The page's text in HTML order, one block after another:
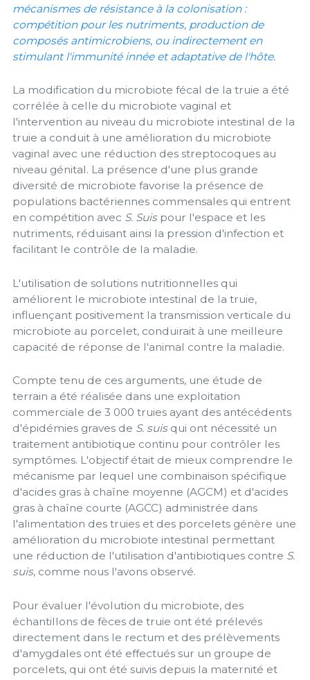
mécanismes de résistance à la colonisation :
compétition pour les nutriments, production de
composés antimicrobiens, ou indirectement en
stimulant l'immunité innée et adaptative de l'hôte.
La modification du microbiote fécal de la truie a été
corrélée à celle du microbiote vaginal et
l'intervention au niveau du microbiote intestinal de la
truie a conduit à une amélioration du microbiote
vaginal avec une réduction des streptocoques au
niveau génital. La présence d'une plus grande
diversité de microbiote favorise la présence de
populations bactériennes commensales qui entrent
en compétition avec S. Suispour l'espace et les
nutriments, réduisant ainsi la pression d'infection et
facilitant le contrôle de la maladie.
L'utilisation de solutions nutritionnelles qui
améliorent le microbiote intestinal de la truie,
influençant positivement la transmission verticale du
microbiote au porcelet, conduirait à une meilleure
capacité de réponse de l'animal contre la maladie.
Compte tenu de ces arguments, une étude de
terrain a été réalisée dans une exploitation
commerciale de 3 000 truies ayant des antécédents
d'épidémies graves de S. suisqui ont nécessité un
traitement antibiotique continu pour contrôler les
symptômes. L'objectif était de mieux comprendre le
mécanisme par lequel une combinaison spécifique
d'acides gras à chaîne moyenne (AGCM) et d'acides
gras à chaîne courte (AGCC) administrée dans
l'alimentation des truies et des porcelets génère une
amélioration du microbiote intestinal permettant
une réduction de l'utilisation d'antibiotiques contre S.
suis, comme nous l'avons observé.
Pour évaluer l'évolution du microbiote, des
échantillons de fèces de truie ont été prélevés
directement dans le rectum et des prélèvements
d'amygdales ont été effectués sur un groupe de
porcelets, qui ont été suivis depuis la maternité et